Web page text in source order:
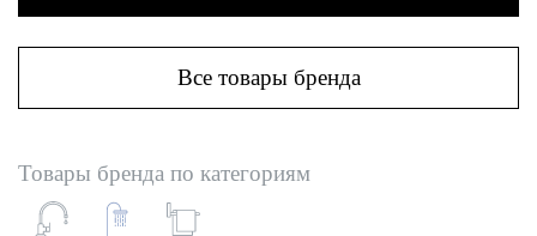
Все товары бренда
Товары бренда по категориям